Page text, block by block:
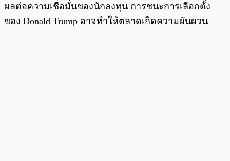
ผลต่อความเชื่อมั่นของนักลงทุน การชนะการเลือกตั้ง
ของ Donald Trump อาจทำให้ตลาดเกิดความผันผวน